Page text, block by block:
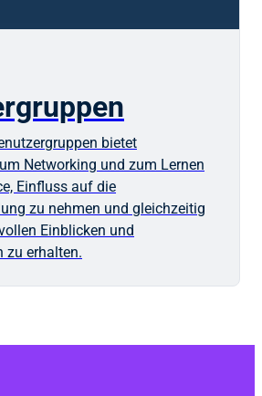
bietet
Networking und zum Lernen
Einfluss auf die
zu nehmen und gleichzeitig
Einblicken und
zu erhalten.